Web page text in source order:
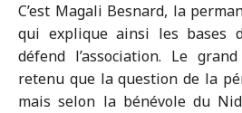
C’est Magali Besnard, la
qui explique ainsi les bases
défend l’association. Le
retenu que la question de la
mais selon la bénévole du